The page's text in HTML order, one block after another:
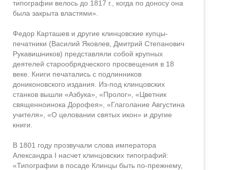
типографии велось до 1817 г., когда по доносу она
была закрыта властями».
Федор Карташев и другие клинцовские купцы-
печатники (Василий Яковлев, Дмитрий Степанович
Рукавишников) представляли собой крупных
деятелей старообрядческого просвещения в 18
веке. Книги печатались с подлинников
дониконовского издания. Из-под клинцовских
станков вышли «Азбука», «Пролог», «Цветник
священноинока Дорофея», «Глаголание Августина
учителя», «О целовании святых икон» и другие
книги.
В 1801 году прозвучали слова императора
Александра I насчет клинцовских типографий:
«Типографии в посаде Клинцы быть по-прежнему,